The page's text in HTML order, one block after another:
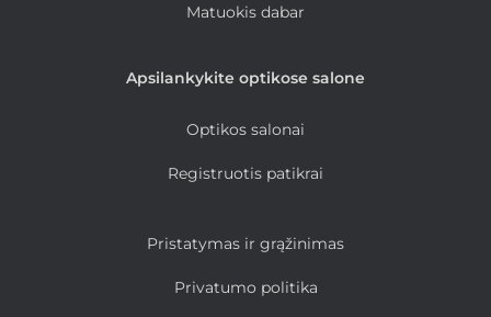
Matuokis dabar
Apsilankykite optikose salone
Optikos salonai
Registruotis patikrai
Pristatymas ir grąžinimas
Privatumo politika